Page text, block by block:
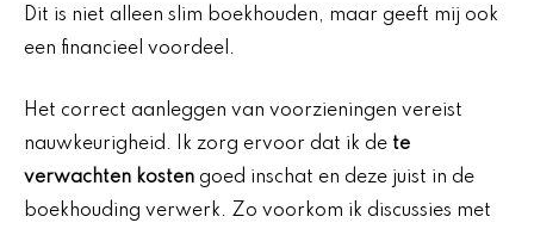
Dit is niet alleen slim boekhouden, maar geeft mij ook
een financieel voordeel.
Het correct aanleggen van voorzieningen vereist
nauwkeurigheid. Ik zorg ervoor dat ik de te
verwachten kosten goed inschat en deze juist in de
boekhouding verwerk. Zo voorkom ik discussies met